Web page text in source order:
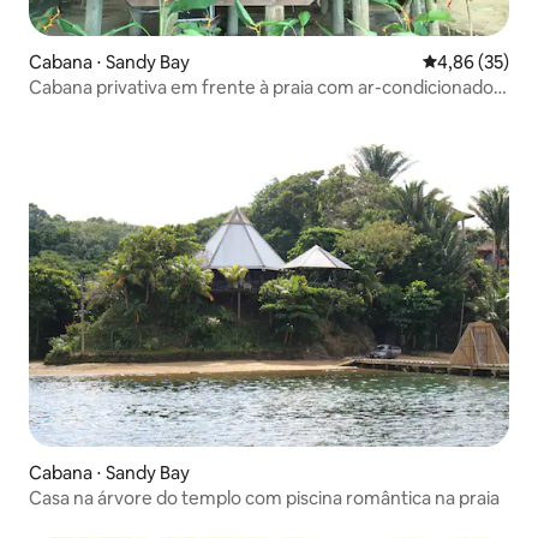
Cabana ⋅ Sandy Bay 4,86 de uma
4,86 (35)
Cabana privativa em frente à praia com ar-condicionado e
Cabana ⋅ Sandy Bay
Casa na árvore do templo com piscina romântica na praia